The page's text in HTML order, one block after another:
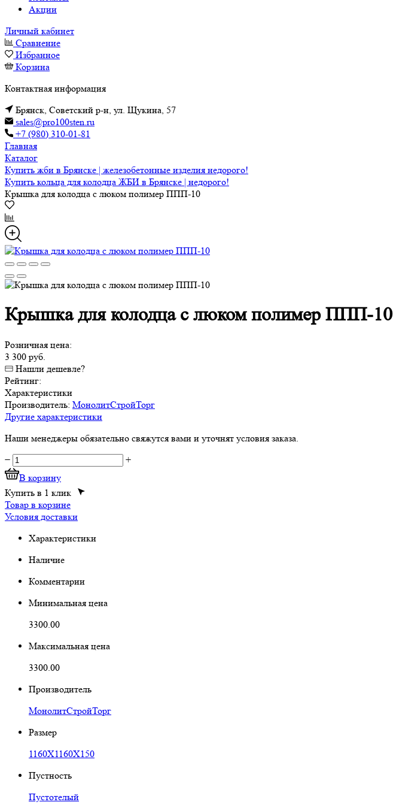
Акции
Личный кабинет
Сравнение
Избранное
Корзина
Контактная информация
Брянск, Советский р-н, ул. Щукина, 57
sales@pro100sten.ru
+7 (980) 310-01-81
Главная
Каталог
Купить жби в Брянске | железобетонные изделия недорого!
Купить кольца для колодца ЖБИ в Брянске | недорого!
Крышка для колодца с люком полимер ППП-10
Крышка для колодца с люком полимер ППП-10
Розничная цена:
3 300 руб.
Нашли дешевле?
Рейтинг:
Характеристики
Производитель: МонолитСтройТорг
Другие характеристики
Наши менеджеры обязательно свяжутся вами и уточнят условия заказа.
−
+
В корзину
Купить в 1 клик
Товар в корзине
Условия доставки
Характеристики
Наличие
Комментарии
Минимальная цена
3300.00
Максимальная цена
3300.00
Производитель
МонолитСтройТорг
Размер
1160Х1160Х150
Пустность
Пустотелый